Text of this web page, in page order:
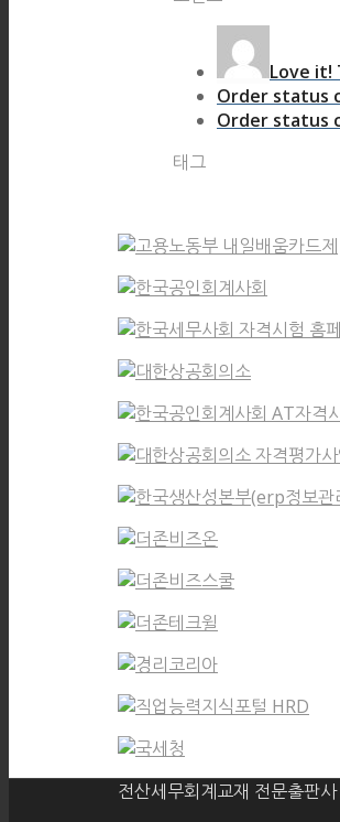
Love it!
Order status
Order status
태그
전산세무회계교재 전문출판사